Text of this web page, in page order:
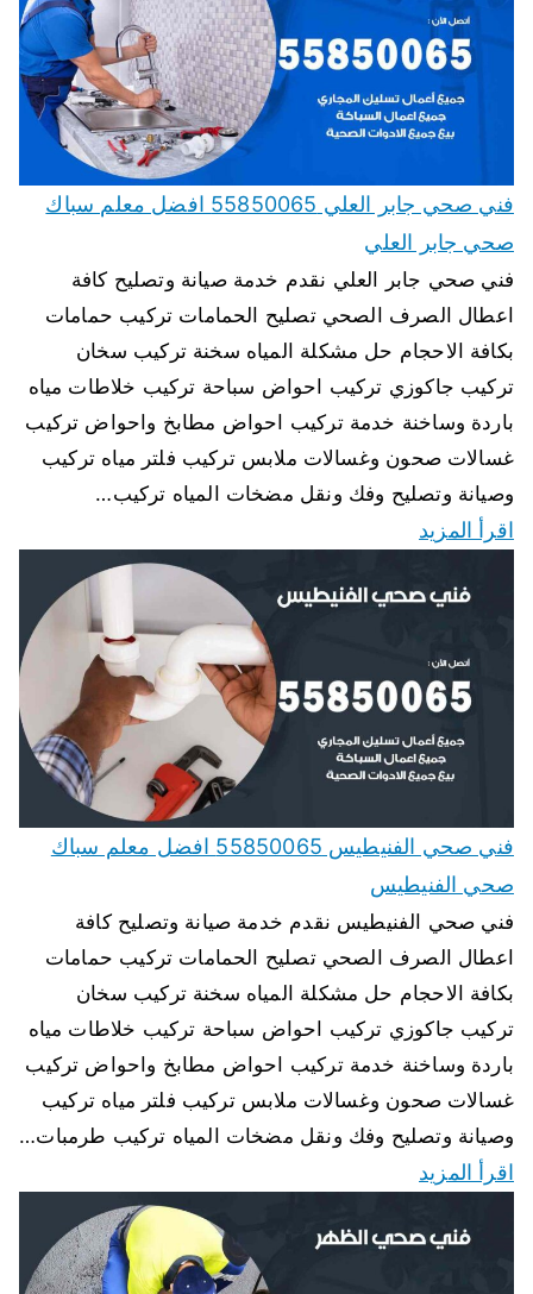
فني صحي جابر العلي 55850065 افضل معلم سباك
صحي جابر العلي
فني صحي جابر العلي نقدم خدمة صيانة وتصليح كافة
اعطال الصرف الصحي تصليح الحمامات تركيب حمامات
بكافة الاحجام حل مشكلة المياه سخنة تركيب سخان
تركيب جاكوزي تركيب احواض سباحة تركيب خلاطات مياه
باردة وساخنة خدمة تركيب احواض مطابخ واحواض تركيب
غسالات صحون وغسالات ملابس تركيب فلتر مياه تركيب
وصيانة وتصليح وفك ونقل مضخات المياه تركيب…
اقرأ المزيد
فني صحي الفنيطيس 55850065 افضل معلم سباك
صحي الفنيطيس
فني صحي الفنيطيس نقدم خدمة صيانة وتصليح كافة
اعطال الصرف الصحي تصليح الحمامات تركيب حمامات
بكافة الاحجام حل مشكلة المياه سخنة تركيب سخان
تركيب جاكوزي تركيب احواض سباحة تركيب خلاطات مياه
باردة وساخنة خدمة تركيب احواض مطابخ واحواض تركيب
غسالات صحون وغسالات ملابس تركيب فلتر مياه تركيب
وصيانة وتصليح وفك ونقل مضخات المياه تركيب طرمبات…
اقرأ المزيد